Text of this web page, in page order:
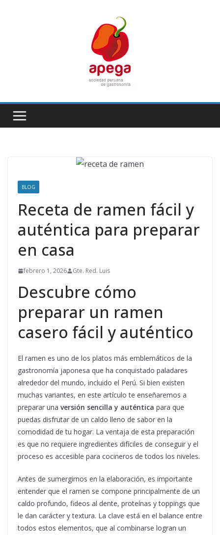
BLOG
Receta de ramen fácil y
auténtica para preparar
en casa
febrero 1, 2026 Gte. Red. Luis
Descubre cómo
preparar un ramen
casero fácil y auténtico
El ramen es uno de los platos más emblemáticos de la
gastronomía japonesa que ha conquistado paladares
alrededor del mundo, incluido el Perú. Si bien existen
muchas variantes, en este artículo te enseñaremos a
preparar una versión sencilla y auténtica para que
puedas disfrutar de un caldo lleno de sabor en la
comodidad de tu hogar. La ventaja de esta preparación
es que no requiere ingredientes difíciles de conseguir y el
proceso es accesible para cocineros de todos los niveles.
Antes de sumergirnos en la elaboración, es importante
entender que el ramen se compone principalmente de un
caldo profundo, fideos al dente, proteínas y toppings que
le dan carácter y textura. La clave está en el balance entre
todos estos elementos, que al combinarse logran un